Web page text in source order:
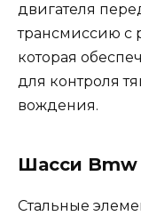
двигателя
трансмиссию с
которая
для контроля
вождения.
Шасси Bmw
Стальные